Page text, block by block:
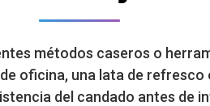
métodos caseros o
oficina, una lata de
del candado antes de